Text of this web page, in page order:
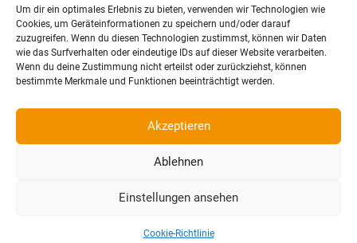
Um dir ein optimales Erlebnis zu bieten, verwenden wir Technologien wie
Cookies, um Geräteinformationen zu speichern und/oder darauf
zuzugreifen. Wenn du diesen Technologien zustimmst, können wir Daten
wie das Surfverhalten oder eindeutige IDs auf dieser Website verarbeiten.
Wenn du deine Zustimmung nicht erteilst oder zurückziehst, können
bestimmte Merkmale und Funktionen beeinträchtigt werden.
Akzeptieren
Ablehnen
Einstellungen ansehen
Cookie-Richtlinie
Hier finden Sie weitere Informationen zu meine
Massage-Behandlungen:
Wellness Massage Lüneburg